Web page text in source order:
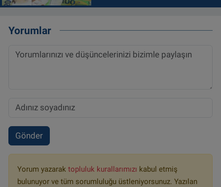
Yorumlar
Gönder
Yorum yazarak topluluk kurallarımızı kabul etmiş
bulunuyor ve tüm sorumluluğu üstleniyorsunuz. Yazılan